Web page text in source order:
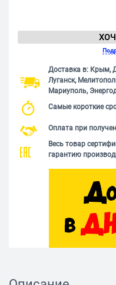
Доставка в: Крым,
Луганск,
Мариуполь,
Самые короткие
Оплата при
Весь товар
гарантию